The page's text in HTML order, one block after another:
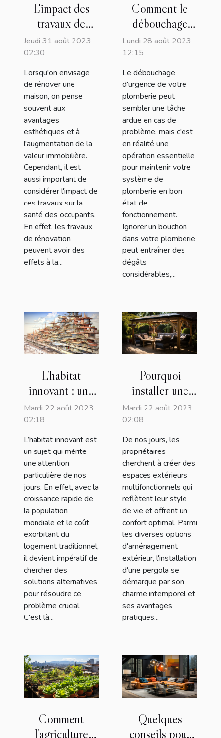
L'impact des
travaux de
rénovation sur
la santé des
occupants
Jeudi 31 août 2023
02:30
Lorsqu'on envisage
de rénover une
maison, on pense
souvent aux
avantages
esthétiques et à
l'augmentation de la
valeur immobilière.
Cependant, il est
aussi important de
considérer l'impact de
ces travaux sur la
santé des occupants.
En effet, les travaux
de rénovation
peuvent avoir des
effets à la...
Comment le
débouchage
d'urgence peut
sauver votre
plomberie
Lundi 28 août 2023
12:15
Le débouchage
d'urgence de votre
plomberie peut
sembler une tâche
ardue en cas de
problème, mais c'est
en réalité une
opération essentielle
pour maintenir votre
système de
plomberie en bon
état de
fonctionnement.
Ignorer un bouchon
dans votre plomberie
peut entraîner des
dégâts
considérables,...
L'habitat
innovant : une
solution pour le
problème du
logement à
l'échelle
mondiale?
Mardi 22 août 2023
02:18
L’habitat innovant est
un sujet qui mérite
une attention
particulière de nos
jours. En effet, avec la
croissance rapide de
la population
mondiale et le coût
exorbitant du
logement traditionnel,
il devient impératif de
chercher des
solutions alternatives
pour résoudre ce
problème crucial.
C'est là...
Pourquoi
installer une
pergola dans
son jardin ?
Mardi 22 août 2023
02:08
De nos jours, les
propriétaires
cherchent à créer des
espaces extérieurs
multifonctionnels qui
reflètent leur style
de vie et offrent un
confort optimal. Parmi
les diverses options
d'aménagement
extérieur, l'installation
d'une pergola se
démarque par son
charme intemporel et
ses avantages
pratiques...
Comment
l'agriculture
Quelques
conseils pour